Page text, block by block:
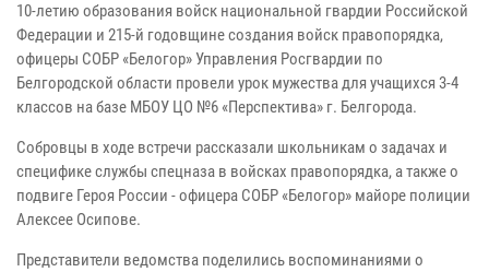
10-летию образования войск национальной гвардии Российской
Федерации и 215-й годовщине создания войск правопорядка,
офицеры СОБР «Белогор» Управления Росгвардии по
Белгородской области провели урок мужества для учащихся 3-4
классов на базе МБОУ ЦО №6 «Перспектива» г. Белгорода.
Собровцы в ходе встречи рассказали школьникам о задачах и
специфике службы спецназа в войсках правопорядка, а также о
подвиге Героя России - офицера СОБР «Белогор» майоре полиции
Алексее Осипове.
Представители ведомства поделились воспоминаниями о